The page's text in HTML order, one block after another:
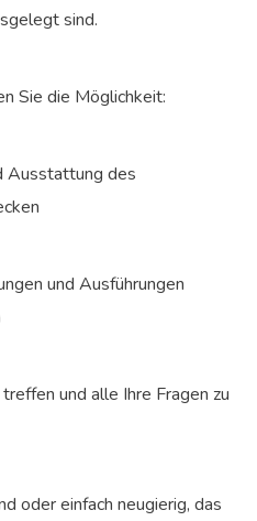
sind.
Sie die Möglichkeit:
Ausstattung des
und Ausführungen
und alle Ihre Fragen zu
oder einfach neugierig, das